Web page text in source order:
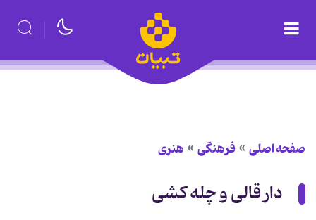
صفحه اصلی فرهنگی هنری
دار قالی و چله کشی